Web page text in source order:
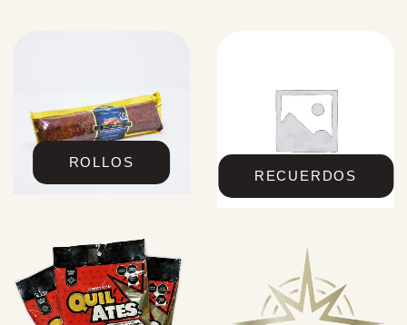
ROLLOS
RECUERDOS